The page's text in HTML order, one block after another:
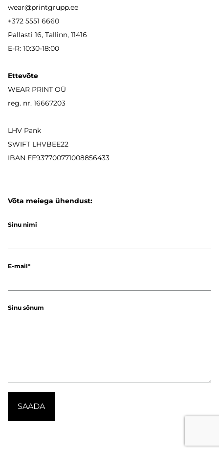
wear@printgrupp.ee
+372 5551 6660
Pallasti 16, Tallinn, 11416
E-R: 10:30-18:00
Ettevõte
WEAR PRINT OÜ
reg. nr. 16667203
LHV Pank
SWIFT LHVBEE22
IBAN EE937700771008856433
Võta meiega ühendust:
Sinu nimi
E-mail
Sinu sõnum